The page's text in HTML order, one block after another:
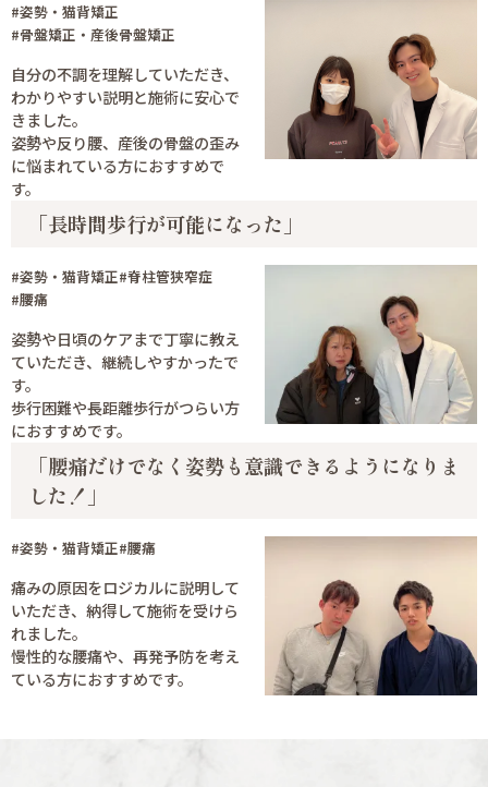
#姿勢・猫背矯正
#骨盤矯正・産後骨盤矯正
自分の不調を理解していただき、
わかりやすい説明と施術に安心で
きました。
姿勢や反り腰、産後の骨盤の歪み
に悩まれている方におすすめで
す。
「長時間歩行が可能になった」
#姿勢・猫背矯正#脊柱管狭窄症
#腰痛
姿勢や日頃のケアまで丁寧に教え
ていただき、継続しやすかったで
す。
歩行困難や長距離歩行がつらい方
におすすめです。
「腰痛だけでなく姿勢も意識できるようになりま
した！」
#姿勢・猫背矯正#腰痛
痛みの原因をロジカルに説明して
いただき、納得して施術を受けら
れました。
慢性的な腰痛や、再発予防を考え
ている方におすすめです。